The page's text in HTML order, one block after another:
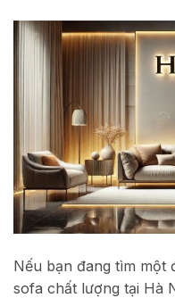
Nếu bạn đang tìm một
sofa chất lượng tại Hà